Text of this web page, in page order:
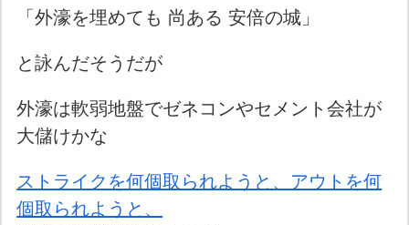
「外濠を埋めても 尚ある 安倍の城」
と詠んだそうだが
外濠は軟弱地盤でゼネコンやセメント会社が
大儲けかな
ストライクを何個取られようと、アウトを何
個取られようと、